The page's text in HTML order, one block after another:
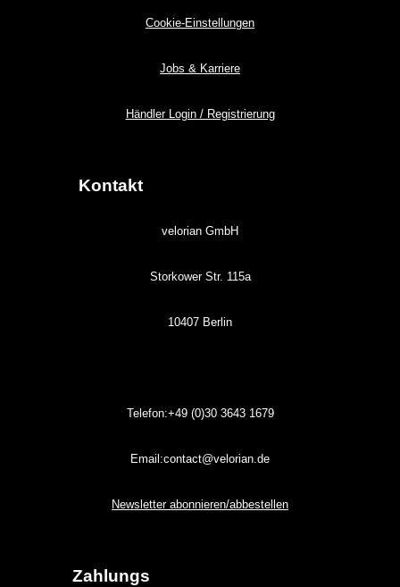
Cookie-Einstellungen
Jobs & Karriere
Händler Login / Registrierung
Kontakt
velorian GmbH
Storkower Str. 115a
10407 Berlin
Telefon:+49 (0)3036431679
Email:contact@velorian.de
Newsletter abonnieren/abbestellen
Zahlungs